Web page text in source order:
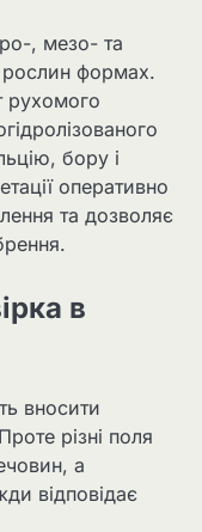
, мезо- та
рослин формах.
рухомого
бору і
оперативно
та дозволяє
в
вносити
різні поля
а
відповідає